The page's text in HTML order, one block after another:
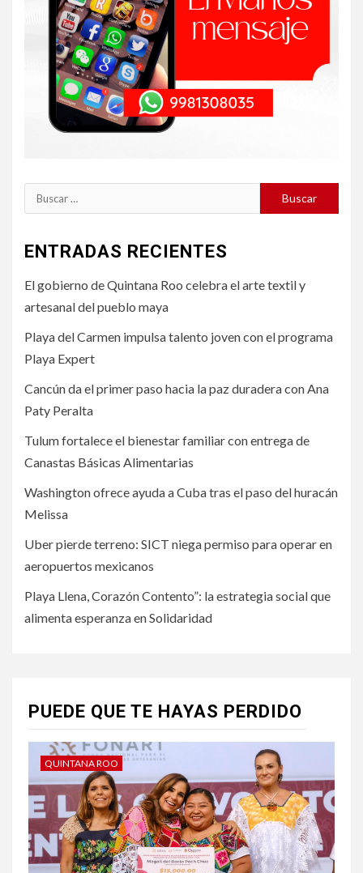
Buscar:
ENTRADAS RECIENTES
El gobierno de Quintana Roo celebra el arte textil y
artesanal del pueblo maya
Playa del Carmen impulsa talento joven con el programa
Playa Expert
Cancún da el primer paso hacia la paz duradera con Ana
Paty Peralta
Tulum fortalece el bienestar familiar con entrega de
Canastas Básicas Alimentarias
Washington ofrece ayuda a Cuba tras el paso del huracán
Melissa
Uber pierde terreno: SICT niega permiso para operar en
aeropuertos mexicanos
Playa Llena, Corazón Contento”: la estrategia social que
alimenta esperanza en Solidaridad
PUEDE QUE TE HAYAS PERDIDO
QUINTANA ROO